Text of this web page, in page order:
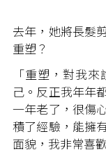
去年，她將長髮
重塑？
「重塑，對我
己。反正我年年
一年老了，很傷
積了經驗，能擁
面貌，我非常喜